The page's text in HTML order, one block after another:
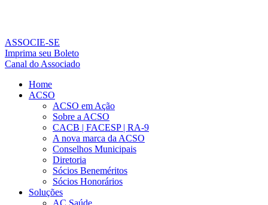
conteúdo
ASSOCIE-SE
Imprima seu Boleto
Canal do Associado
Home
ACSO
ACSO em Ação
Sobre a ACSO
CACB | FACESP | RA-9
A nova marca da ACSO
Conselhos Municipais
Diretoria
Sócios Beneméritos
Sócios Honorários
Soluções
AC Saúde